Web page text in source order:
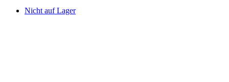
Nicht auf Lager